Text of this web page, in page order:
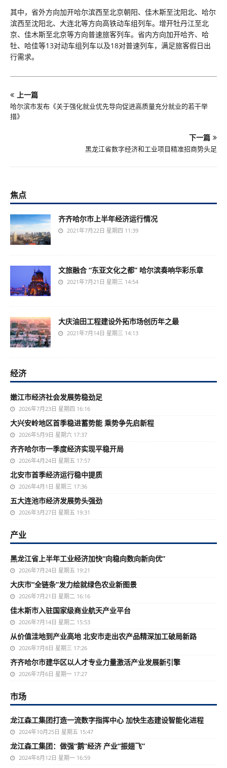
其中，省外方向加开哈尔滨西至北京朝阳、佳木斯至沈阳北、哈尔
滨西至沈阳北、大连北等方向高铁动车组列车。增开牡丹江至北
京、佳木斯至北京等方向普速旅客列车。省内方向加开哈齐、哈
牡、哈佳等13对动车组列车以及18对普速列车，满足旅客假日出
行需求。
上一篇
哈尔滨市发布《关于强化就业优先导向促进高质量充分就业的若干举
措》
下一篇
黑龙江省数字经济和工业项目精准招商势头足
焦点
齐齐哈尔市上半年经济运行情况
2021年7月22日 星期四 11:39
文旅融合 “东亚文化之都” 哈尔滨奏响华彩乐章
2021年7月21日 星期三 14:54
大庆油田工程建设外拓市场创历年之最
2021年7月14日 星期三 14:13
经济
嫩江市经济社会发展势稳劲足
2026年7月23日 星期四 16:16
大兴安岭地区首季稳进蓄势能 乘势争先启新程
2026年5月9日 星期六 17:37
齐齐哈尔市一季度经济实现平稳开局
2026年4月24日 星期五 17:57
北安市首季经济运行稳中提质
2026年4月1日 星期三 17:36
五大连池市经济发展势头强劲
2026年3月27日 星期五 19:31
产业
黑龙江省上半年工业经济加快“向稳向数向新向优”
2026年7月24日 星期五 19:21
大庆市“全链条”发力绘就绿色农业新图景
2026年7月21日 星期二 16:16
佳木斯市入驻国家级商业航天产业平台
2026年7月14日 星期二 15:53
从价值洼地到产业高地 北安市走出农产品精深加工破局新路
2026年7月8日 星期三 17:26
齐齐哈尔市建华区以人才专业力量激活产业发展新引擎
2026年7月6日 星期一 17:27
市场
龙江森工集团打造一流数字指挥中心 加快生态建设智能化进程
2024年10月25日 星期五 15:47
龙江森工集团：做强“鹅”经济 产业“振翅飞”
2024年8月12日 星期一 16:59